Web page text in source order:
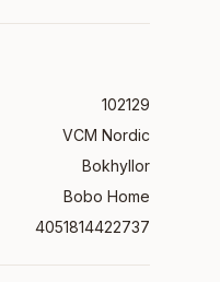
102129
VCM Nordic
Bokhyllor
Bobo Home
4051814422737